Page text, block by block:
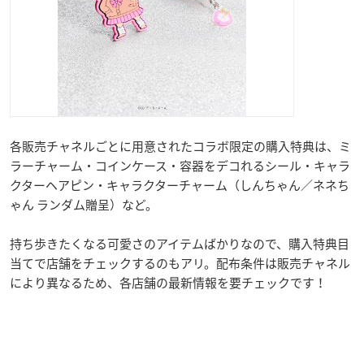
各販売チャネルごとに用意されたコラボ限定の購入特典は、ミ
ラーチャーム・コインケース・容器をデコれるシール・キャラ
クターヘアピン・キャラクターチャーム（しんちゃん／ネネち
ゃん ランダム贈呈）など。
持ち歩きたくなる可愛さのアイテムばかりなので、購入特典目
当てで店舗をチェックするのもアリ。配布条件は販売チャネル
により異なるため、各店舗の最新情報を要チェックです！